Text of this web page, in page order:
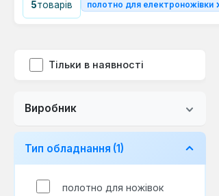
5товарів полотно для електроножівки
Тільки в наявності
Виробник
Тип обладнання (1)
полотнo для ножівок